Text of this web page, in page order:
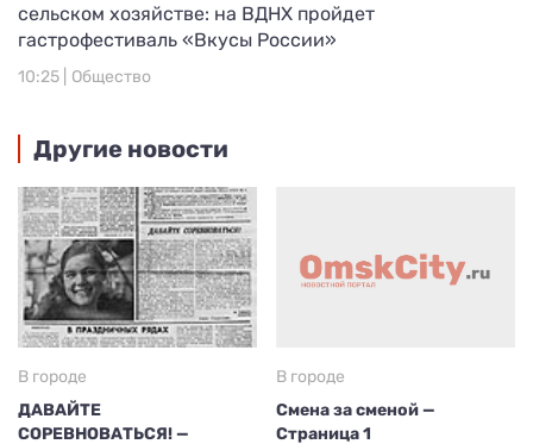
сельском хозяйстве: на ВДНХ пройдет
гастрофестиваль «Вкусы России»
10:25 | Общество
Другие новости
В городе
ДАВАЙТЕ
СОРЕВНОВАТЬСЯ! —
В городе
Смена за сменой —
Страница 1